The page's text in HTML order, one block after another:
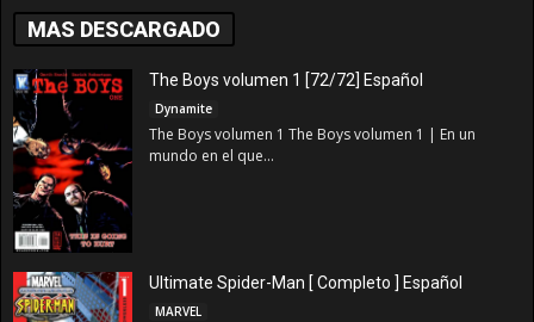
MAS DESCARGADO
The Boys volumen 1 [72/72] Español
Dynamite
The Boys volumen 1 The Boys volumen 1 | En un
mundo en el que...
Ultimate Spider-Man [ Completo ] Español
MARVEL